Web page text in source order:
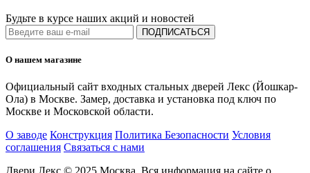
Будьте в курсе наших акций и новостей
ПОДПИСАТЬСЯ
О нашем магазине
Официальный сайт входных стальных дверей Лекс (Йошкар-
Ола) в Москве. Замер, доставка и установка под ключ по
Москве и Московской области.
О заводе Конструкция Политика Безопасности Условия
соглашения Связаться с нами